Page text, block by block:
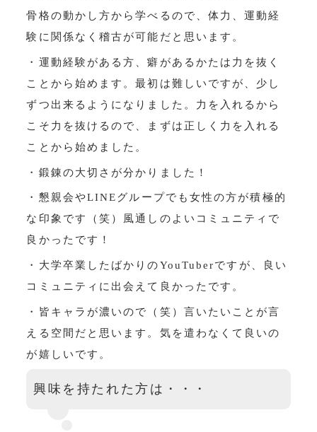
骨格の動かし方から学べるので、体力、運動経
験に関係なく稽古が可能だと思います。
・運動経験がある方、癖があるかたは力を抜く
ことから始めます。最初は難しいですが、少し
ずつ出来るようになりました。力を入れるから
こそ力を抜けるので、まずは正しく力を入れる
ことから始めました。
・鍛錬の大切さが分かりました！
・懇親会やLINEグループでも女性の方が積極的
な印象です（笑）風通しのよいコミュニティで
良かったです！
・大学卒業したばかりのYouTuberですが、良い
コミュニティに出会えて良かったです。
・皆キャラが濃いので（笑）言いたいことが言
える空間だと思います。気を遣わなくて良いの
が嬉しいです。
興味を持たれた方は・・・